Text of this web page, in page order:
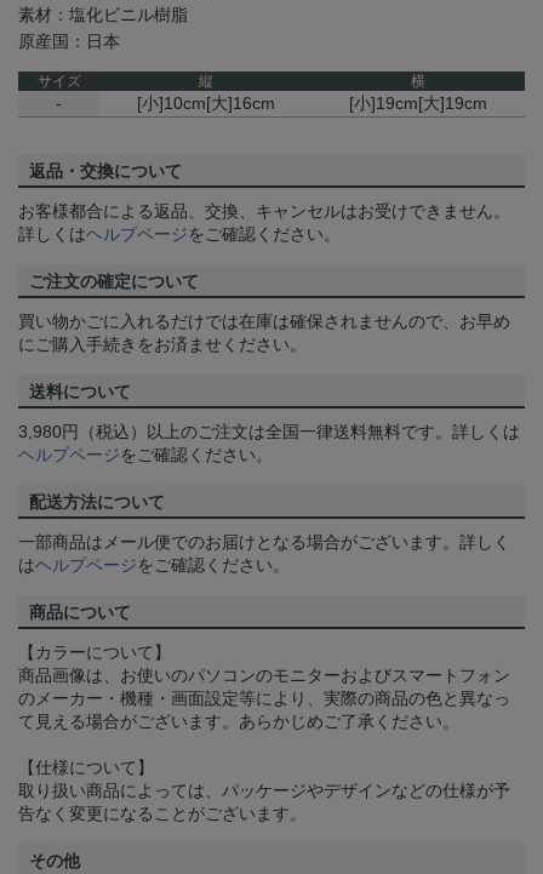
素材：塩化ビニル樹脂
原産国：日本
サイズ 縦 横
- [小]10cm[大]16cm [小]19cm[大]19cm
返品・交換について
お客様都合による返品、交換、キャンセルはお受けできません。
詳しくはヘルプページをご確認ください。
ご注文の確定について
買い物かごに入れるだけでは在庫は確保されませんので、お早め
にご購入手続きをお済ませください。
送料について
3,980円（税込）以上のご注文は全国一律送料無料です。詳しくは
ヘルプページをご確認ください。
配送方法について
一部商品はメール便でのお届けとなる場合がございます。詳しく
はヘルプページをご確認ください。
商品について
【カラーについて】
商品画像は、お使いのパソコンのモニターおよびスマートフォン
のメーカー・機種・画面設定等により、実際の商品の色と異なっ
て見える場合がございます。あらかじめご了承ください。
【仕様について】
取り扱い商品によっては、パッケージやデザインなどの仕様が予
告なく変更になることがございます。
その他